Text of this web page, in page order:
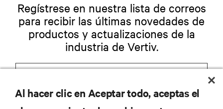
Regístrese en nuestra lista de correos
para recibir las últimas novedades de
productos y actualizaciones de la
industria de Vertiv.
REGISTRARSE
Al hacer clic en Aceptar todo, aceptas el